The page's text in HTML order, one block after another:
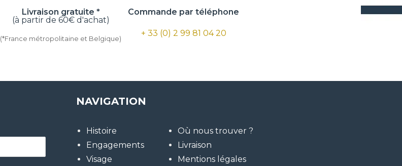
Livraison gratuite *
(à partir de 60€ d'achat)
(*France métropolitaine et Belgique)
Commande par téléphone
+ 33 (0) 2 99 81 04 20
NAVIGATION
Histoire
Engagements
Visage
Où nous trouver ?
Livraison
Mentions légales